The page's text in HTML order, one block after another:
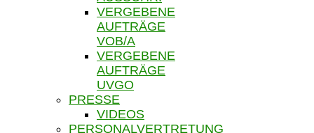
VERGEBENE
AUFTRÄGE
VOB/A
VERGEBENE
AUFTRÄGE
UVGO
PRESSE
VIDEOS
PERSONALVERTRETUNG